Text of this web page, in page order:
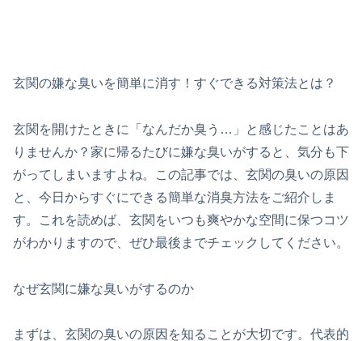
玄関の嫌な臭いを簡単に消す！すぐできる対策法とは？
玄関を開けたときに「なんだか臭う…」と感じたことはあ
りませんか？家に帰るたびに嫌な臭いがすると、気分も下
がってしまいますよね。この記事では、玄関の臭いの原因
と、今日からすぐにできる簡単な消臭方法をご紹介しま
す。これを読めば、玄関をいつも爽やかな空間に保つコツ
がわかりますので、ぜひ最後までチェックしてください。
なぜ玄関に嫌な臭いがするのか
まずは、玄関の臭いの原因を知ることが大切です。代表的